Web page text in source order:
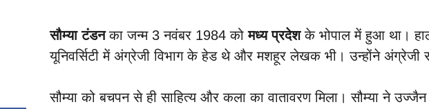
सौम्या टंडनका जन्म 3 नवंबर 1984 को मध्य प्रदेशके भोपाल में हुआ था।
यूनिवर्सिटी में अंग्रेजी विभाग के हेड थे और मशहूर लेखक भी। उन्होंने अंग्रेजी
सौम्या को बचपन से ही साहित्य और कला का वातावरण मिला। सौम्या ने